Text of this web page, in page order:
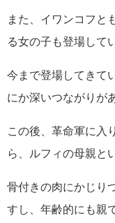
また、イワンコフと
る女の子も登場して
今まで登場してきて
にか深いつながりが
この後、革命軍に入
ら、ルフィの母親と
骨付きの肉にかじり
すし、年齢的にも親